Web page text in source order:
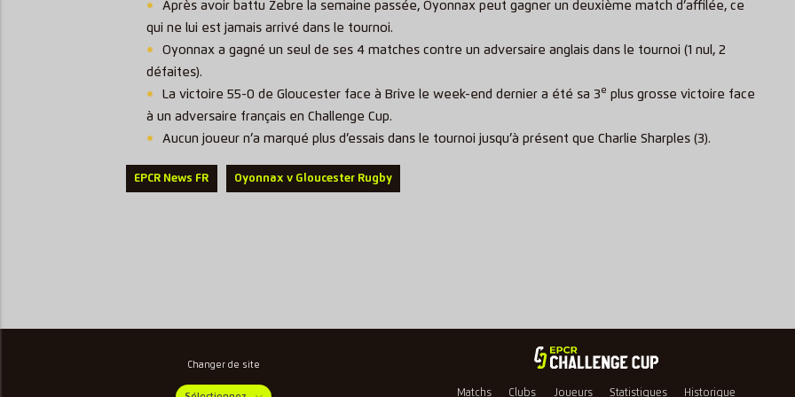
Après avoir battu Zebre la semaine passée, Oyonnax peut gagner un deuxième match d’affilée, ce
qui ne lui est jamais arrivé dans le tournoi.
Oyonnax a gagné un seul de ses 4 matches contre un adversaire anglais dans le tournoi (1 nul, 2
défaites).
La victoire 55-0 de Gloucester face à Brive le week-end dernier a été sa 3e plus grosse victoire face
à un adversaire français en Challenge Cup.
Aucun joueur n’a marqué plus d’essais dans le tournoi jusqu’à présent que Charlie Sharples (3).
EPCR News FR Oyonnax v Gloucester Rugby
Changer de site
Matchs Clubs Joueurs Statistiques Historique